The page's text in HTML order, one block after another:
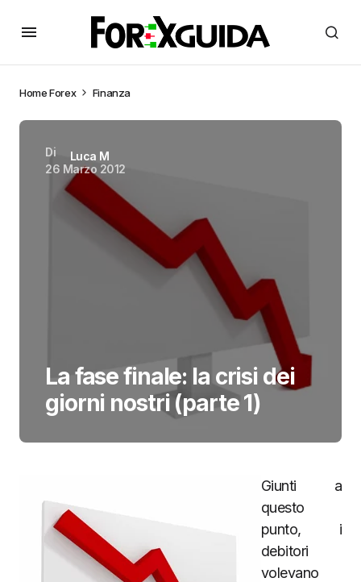
HomeForex Finanza
Di
Luca M
26 Marzo 2012
La fase finale: la crisi dei
giorni nostri (parte 1)
Giunti a
questo
punto, i
debitori
volevano